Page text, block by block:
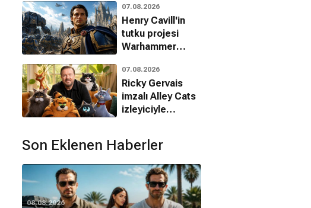
07.08.2026
Henry Cavill'in
tutku projesi
Warhammer
Amazon'da
büyüyor
07.08.2026
Ricky Gervais
imzalı Alley Cats
izleyiciyle
Son Eklenen Haberler
08.08.2026